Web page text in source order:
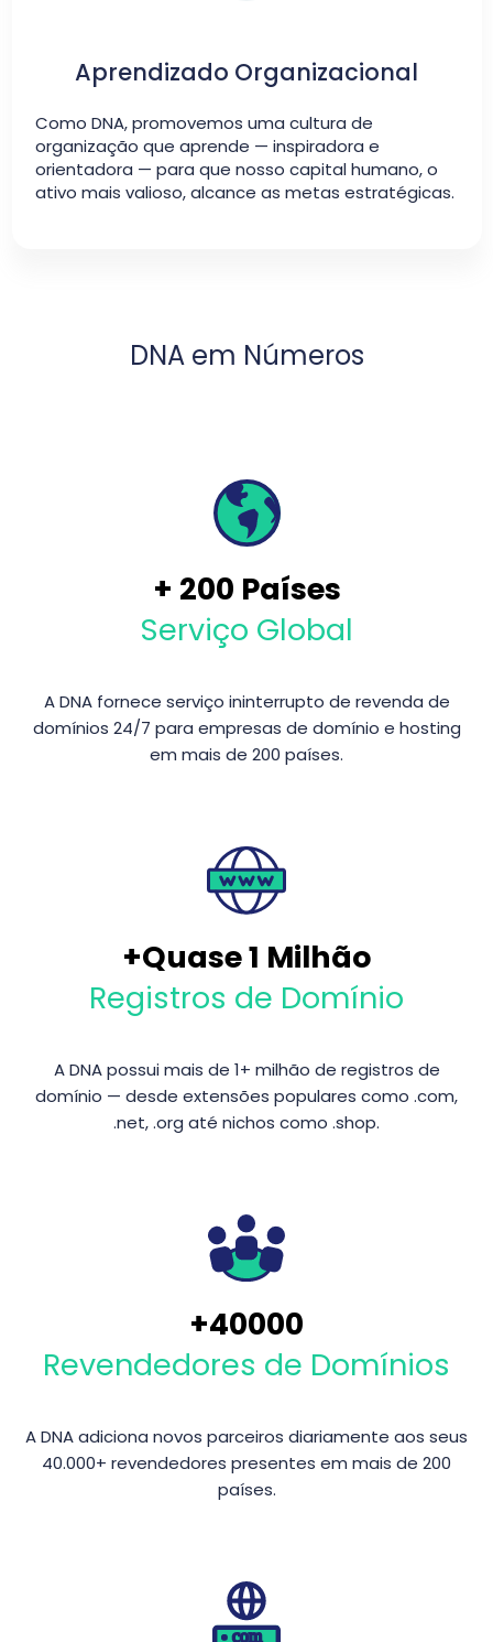
Aprendizado Organizacional
Como DNA, promovemos uma cultura de
organização que aprende — inspiradora e
orientadora — para que nosso capital humano, o
ativo mais valioso, alcance as metas estratégicas.
DNA em Números
+ 200 Países
Serviço Global
A DNA fornece serviço ininterrupto de revenda de
domínios 24/7 para empresas de domínio e hosting
em mais de 200 países.
+Quase 1 Milhão
Registros de Domínio
A DNA possui mais de 1+ milhão de registros de
domínio — desde extensões populares como .com,
.net, .org até nichos como .shop.
+40000
Revendedores de Domínios
A DNA adiciona novos parceiros diariamente aos seus
40.000+ revendedores presentes em mais de 200
países.